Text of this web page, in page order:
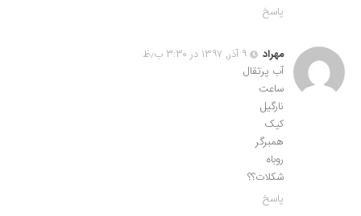
پاسخ
مهراد
۹ آذر, ۱۳۹۷ در ۳:۳۰ ب٫ظ
آب پرتقال
ساعت
نارگیل
کیک
همبرگر
روباه
شکلات؟؟
پاسخ